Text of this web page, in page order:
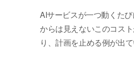
AIサービスが一つ動くた
からは見えないこのコス
り、計画を止める例が出